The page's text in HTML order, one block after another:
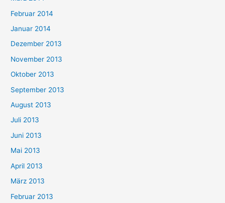
Februar 2014
Januar 2014
Dezember 2013
November 2013
Oktober 2013
September 2013
August 2013
Juli 2013
Juni 2013
Mai 2013
April 2013
März 2013
Februar 2013